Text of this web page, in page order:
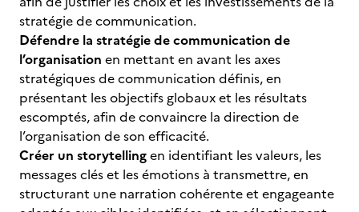
stratégie de communication.
Défendre la stratégie de communication de
l’organisation en mettant en avant les axes
stratégiques de communication définis, en
présentant les objectifs globaux et les résultats
escomptés, afin de convaincre la direction de
l’organisation de son efficacité.
Créer un storytellingen identifiant les valeurs, les
messages clés et les émotions à transmettre, en
structurant une narration cohérente et engageante